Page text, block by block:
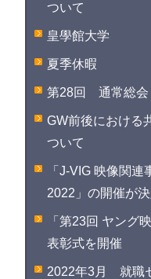
ついて
皇學館大学
夏季休暇
第28回 通常総
GW前後における
ついて
「J-VIG 映像関
2022」の開催が
「第23回 ヤング
表彰式を開催
2022年3月 就職